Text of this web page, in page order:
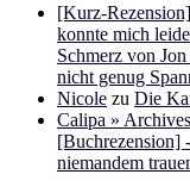
[Kurz-
konnte mich
Schmerz von
nicht genug
Nicole zu Die
Calipa »
[Buchrezension]
niemandem